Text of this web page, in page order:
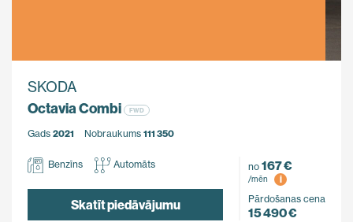
SKODA
Octavia Combi
FWD
Gads 2021 Nobraukums 111 350
Benzīns Automāts
Skatīt piedāvājumu
no 167 €
/mēn
i
Pārdošanas cena
15 490 €